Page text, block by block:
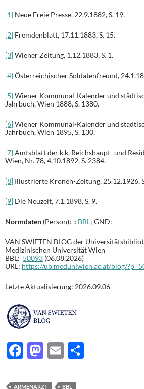
[1] Neue Freie Presse, 22.9.1882, S. 19.
[2] Fremdenblatt, 17.11.1883, S. 15.
[3]Wiener Zeitung, 1.12.1883, S. 1.
[4]Österreichischer Soldatenfreund,
[5]Wiener Kommunal-Kalender und
Jahrbuch, Wien 1888, S. 1380.
[6]Wiener Kommunal-Kalender und
Jahrbuch, Wien 1895, S. 130.
[7]Amtsblatt der k.k. Reichshaupt- und
Wien, Nr. 78, 4.10.1892, S. 2384.
[8] Illustrierte Kronen-Zeitung, 25.12.1926,
[9] Die Neuzeit, 7.1.1898, S. 9.
Normdaten (Person): : BBL; GND:
VAN SWIETEN BLOG der
Medizinischen Universität Wien
BBL: 50093 (06.08.2026)
URL: https://ub.meduniwien.ac.at/blog/
Letzte Aktualisierung: 2026.09.06
F
e
M
to
E
ail
ARMENARZT BBL